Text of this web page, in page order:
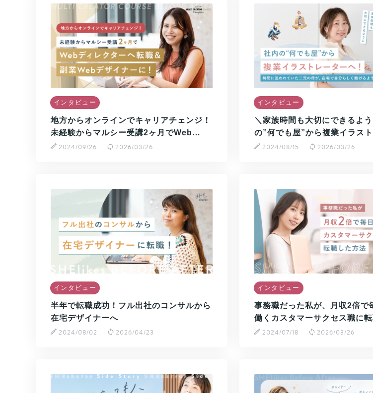
インタビュー
地方からオンラインでキャリアチェンジ！
未経験からマルシー受講2ヶ月でWeb…
2024/09/26 2026/03/26
インタビュー
＼家族時間も大切にできるよ
の”何でも屋”から複業イラス
2024/08/15 2026/03/26
インタビュー
半年で転職成功！フル出社のコンサルから
在宅デザイナーへ
2024/08/02 2026/04/23
インタビュー
事務職だった私が、月収2倍で
働くカスタマーサクセス職に
2024/07/18 2026/03/26